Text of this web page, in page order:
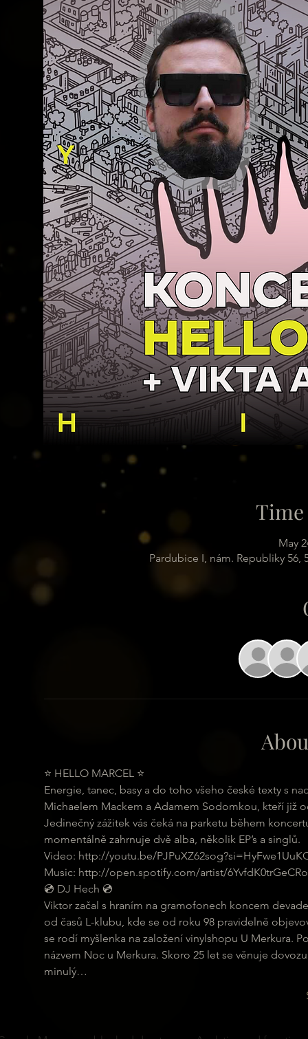
May
Pardubice I, nám. Republiky 56,
⭐ HELLO MARCEL ⭐
Energie, tanec, basy a do toho všeho české texty s
Michaelem Mackem a Adamem Sodomkou, kteří již
Jedinečný zážitek vás čeká na parketu během
momentálně zahrnuje dvě alba, několik EP’s a singlů.
​​Video: http://youtu.be/
Music: http://open.spotify.com/artist/
💿 DJ Hech 💿
Viktor začal s hraním na gramofonech koncem
od časů L-klubu, kde se od roku 98 pravidelně
se rodí myšlenka na založení vinylshopu U Merkura.
názvem Noc u Merkura. Skoro 25 let se věnuje
minulý…